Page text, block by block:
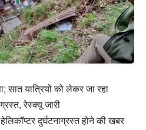
सात यात्रियों को लेकर जा रहा
रेस्क्यू जारी
दुर्घटनाग्रस्त होने की खबर